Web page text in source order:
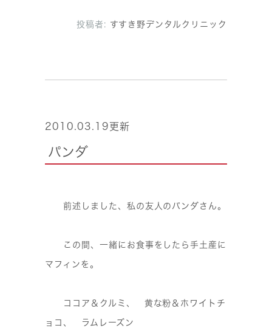
投稿者: すすき野デンタルクリニック
2010.03.19更新
パンダ
前述しました、私の友人のパンダさん。
この間、一緒にお食事をしたら手土産に
マフィンを。
ココア＆クルミ、 黄な粉＆ホワイトチ
ョコ、 ラムレーズン